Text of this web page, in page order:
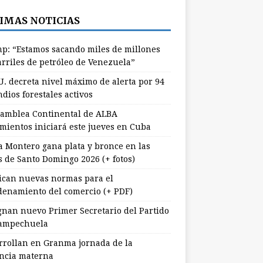
NOTICIAS
“Estamos sacando miles de millones
de petróleo de Venezuela”
decreta nivel máximo de alerta por 94
forestales activos
Continental de ALBA
iniciará este jueves en Cuba
Montero gana plata y bronce en las
de Santo Domingo 2026 (+ fotos)
nuevas normas para el
del comercio (+ PDF)
nuevo Primer Secretario del Partido
en Granma jornada de la
materna